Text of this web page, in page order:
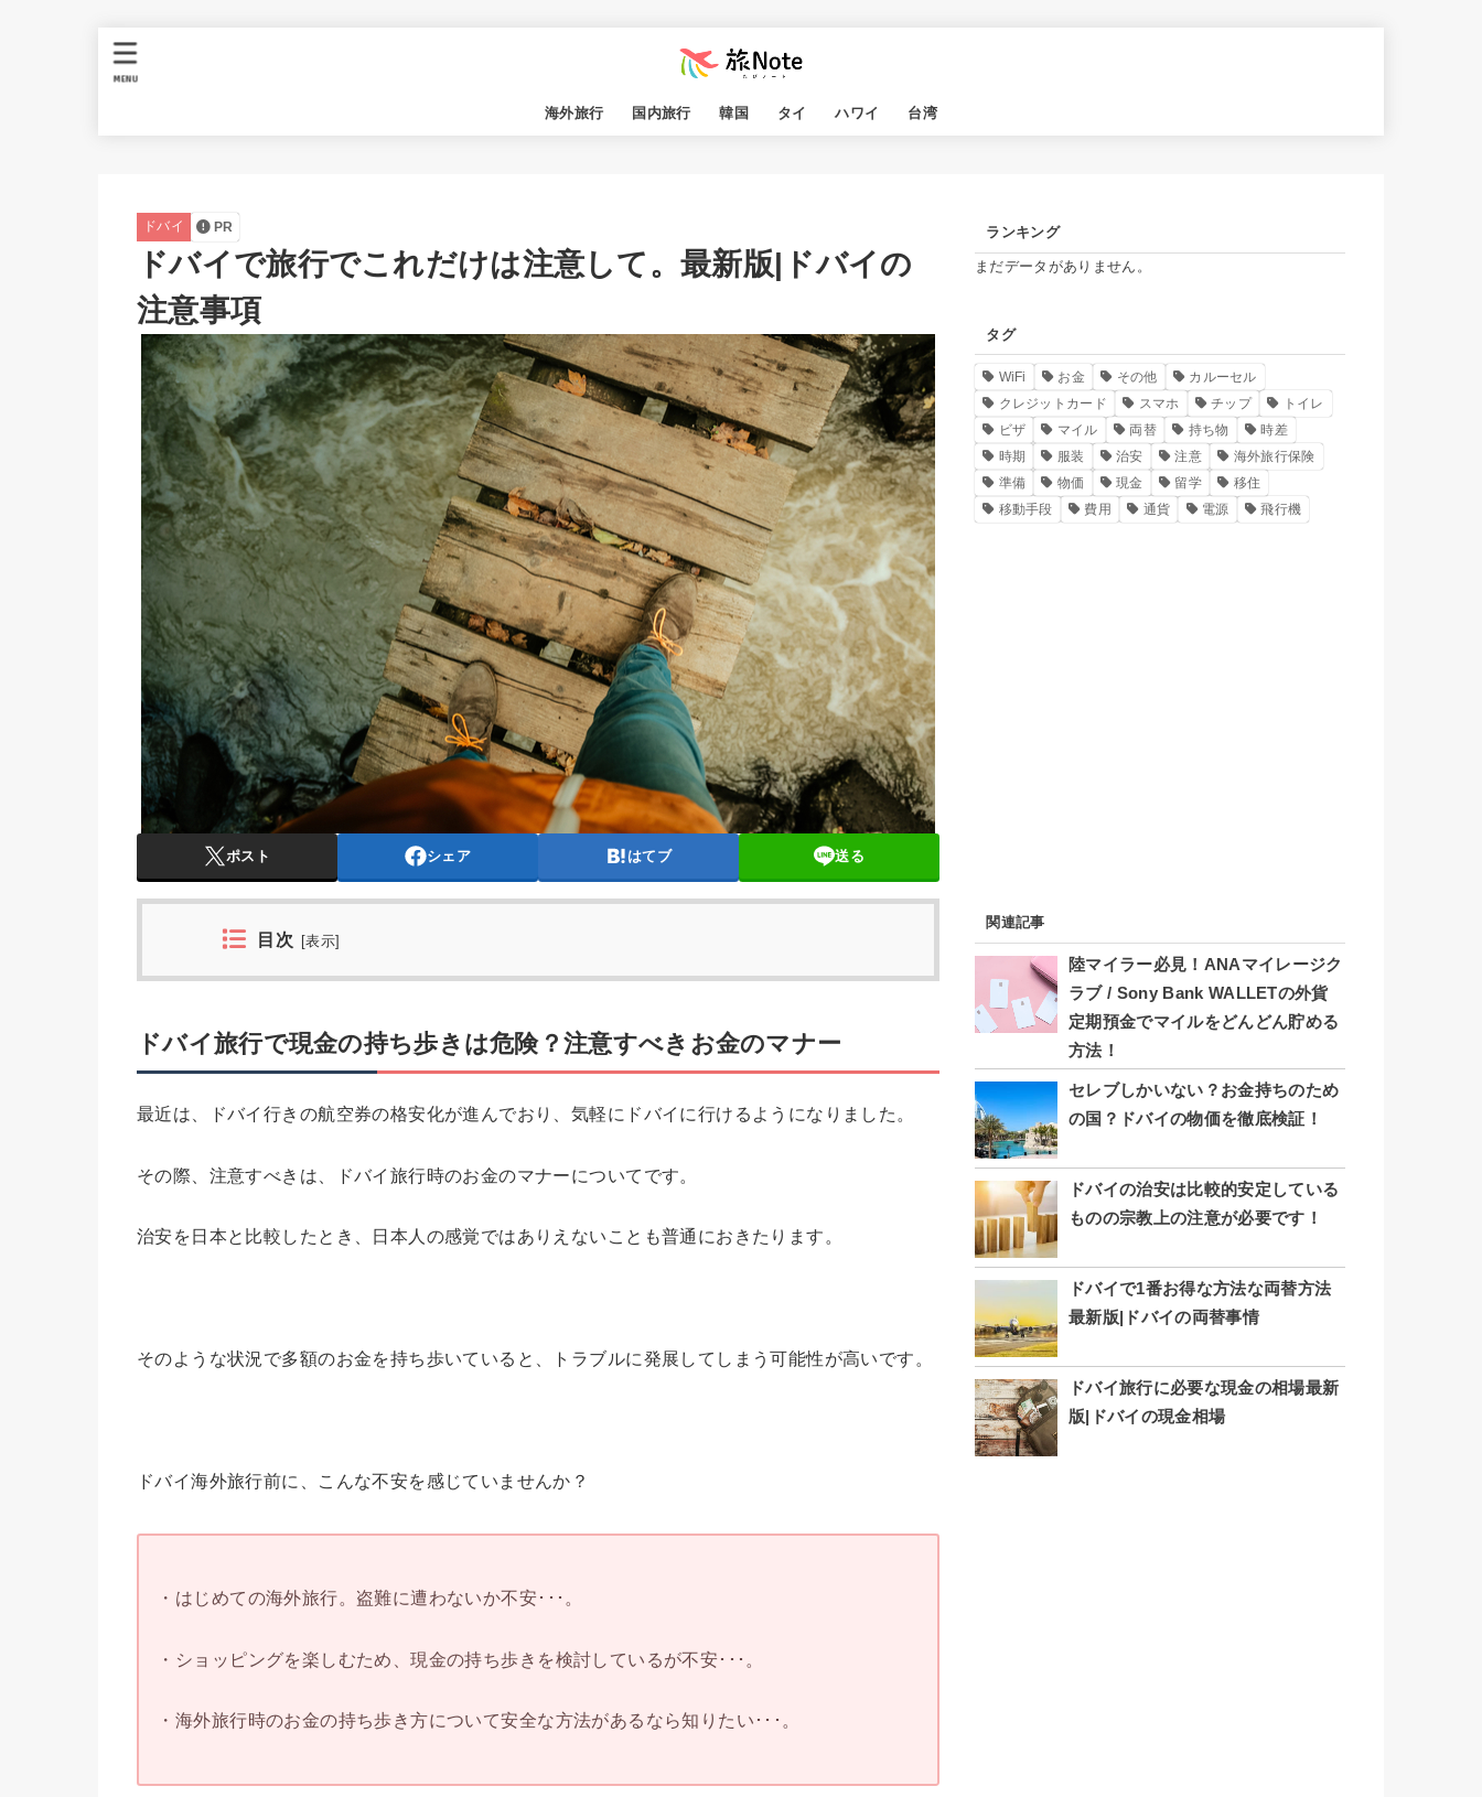
海外旅行 国内旅行 韓国 タイ ハワイ 台湾
MENU
ドバイ PR
ドバイで旅行でこれだけは注意して。最新版|ドバイの
注意事項
ポスト シェア はてブ 送る
目次 [表示
ドバイ旅行で現金の持ち歩きは危険？注意すべきお金のマナー
最近は、ドバイ行きの航空券の格安化が進んでおり、気軽にドバイに行けるようになりました。
その際、注意すべきは、ドバイ旅行時のお金のマナーについてです。
治安を日本と比較したとき、日本人の感覚ではありえないことも普通におきたります。
そのような状況で多額のお金を持ち歩いていると、トラブルに発展してしまう可能性が高いです。
ドバイ海外旅行前に、こんな不安を感じていませんか？
・はじめての海外旅行。盗難に遭わないか不安･･･。
・ショッピングを楽しむため、現金の持ち歩きを検討しているが不安･･･。
・海外旅行時のお金の持ち歩き方について安全な方法があるなら知りたい･･･。
ランキング
まだデータがありません。
タグ
WiFi お金 その他
カルーセル
クレジットカード
スマホ チップ
トイレ
ビザ
マイル 両替 持ち物
時差
時期
服装 治安 注意
海外旅行保険
準備
物価 現金 留学
移住
移動手段
費用 通貨 電源 飛行機
関連記事
陸マイラー必見！ANAマイレージク
ラブ / Sony Bank WALLETの外貨
定期預金でマイルをどんどん貯める
方法！
セレブしかいない？お金持ちのため
の国？ドバイの物価を徹底検証！
ドバイの治安は比較的安定している
ものの宗教上の注意が必要です！
ドバイで1番お得な方法な両替方法
最新版|ドバイの両替事情
ドバイ旅行に必要な現金の相場最新
版|ドバイの現金相場